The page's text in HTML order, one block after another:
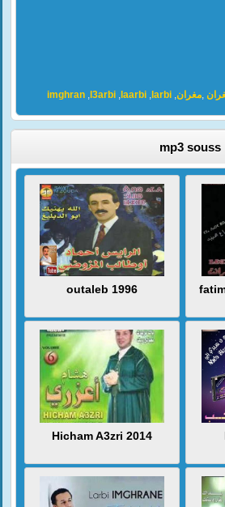
imghran,l3arbi,laarbi,larbi, ,مغران
mp3 souss
outaleb 1996
Hicham A3zri 2014